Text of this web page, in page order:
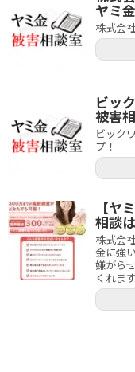
ヤミ
株式会
ビッ
被害
ビック
プ！
【ヤ
相談
株式会
金に強
嫌がら
くれま